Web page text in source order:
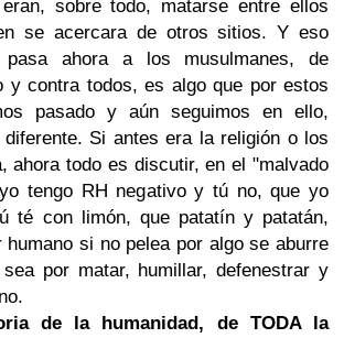
sobre todo, matarse entre ellos
se acercara de otros sitios. Y eso
ahora a los musulmanes, de
y contra todos, es algo que por estos
pasado y aún seguimos en ello,
diferente. Si antes era la religión o los
ahora todo es discutir, en el "malvado
tengo RH negativo y tú no, que yo
té con limón, que patatín y patatán,
si no pelea por algo se aburre
por matar, humillar, defenestrar y
de la humanidad, de TODA la